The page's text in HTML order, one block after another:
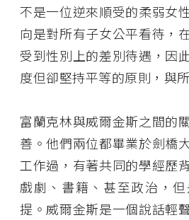
不是一位逆來順受的柔弱女
向是對所有子女公平看待，
受到性別上的差別待遇，因
度但卻堅持平等的原則，與
富蘭克林與威爾金斯之間的
善。他們兩位都畢業於劍橋
工作過，有著共同的學經歷
戲劇、書籍、甚至政治，
提。威爾金斯是一個說話輕